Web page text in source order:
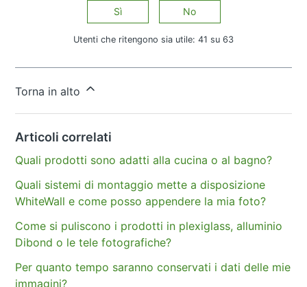
Sì No
Utenti che ritengono sia utile: 41 su 63
Torna in alto
Articoli correlati
Quali prodotti sono adatti alla cucina o al bagno?
Quali sistemi di montaggio mette a disposizione
WhiteWall e come posso appendere la mia foto?
Come si puliscono i prodotti in plexiglass, alluminio
Dibond o le tele fotografiche?
Per quanto tempo saranno conservati i dati delle mie
immagini?